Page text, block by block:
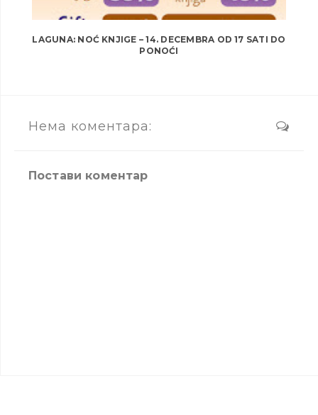
LAGUNA: NOĆ KNJIGE – 14. DECEMBRA OD 17 SATI DO
PONOĆI
Нема коментара:
Постави коментар